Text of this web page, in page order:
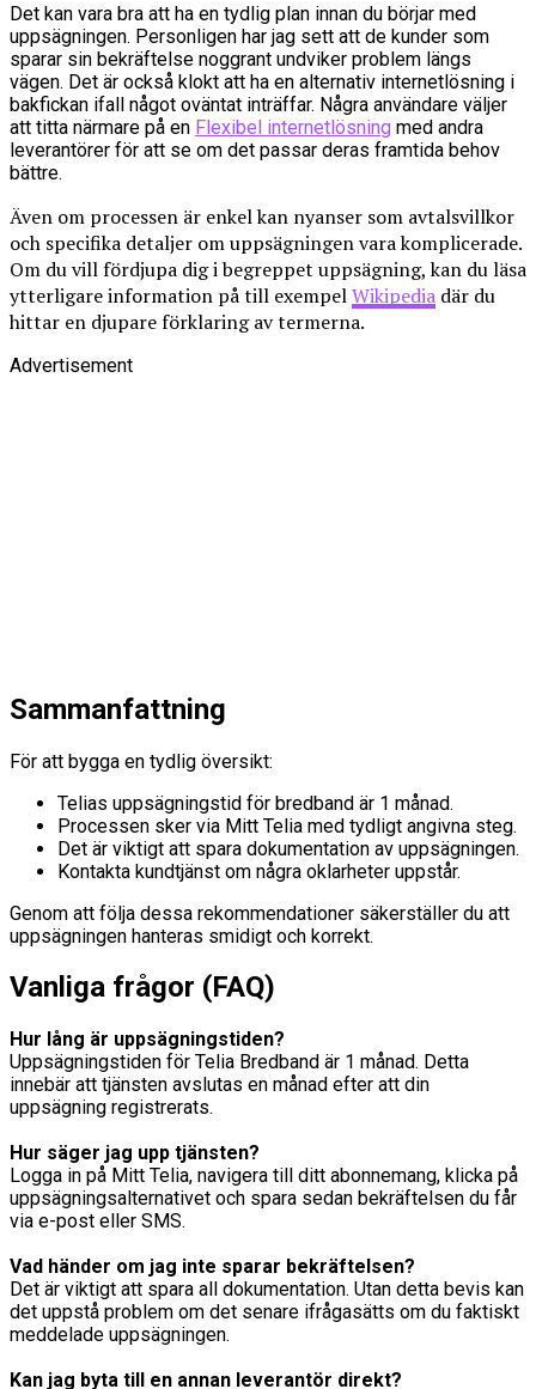
Det kan vara bra att ha en tydlig plan innan du börjar med
uppsägningen. Personligen har jag sett att de kunder som
sparar sin bekräftelse noggrant undviker problem längs
vägen. Det är också klokt att ha en alternativ internetlösning i
bakfickan ifall något oväntat inträffar. Några användare väljer
att titta närmare på en Flexibel internetlösning med andra
leverantörer för att se om det passar deras framtida behov
bättre.
Även om processen är enkel kan nyanser som avtalsvillkor
och specifika detaljer om uppsägningen vara komplicerade.
Om du vill fördjupa dig i begreppet uppsägning, kan du läsa
ytterligare information på till exempelWikipedia där du
hittar en djupare förklaring av termerna.
Advertisement
Sammanfattning
För att bygga en tydlig översikt:
Telias uppsägningstid för bredband är 1 månad.
Processen sker via Mitt Telia med tydligt angivna steg.
Det är viktigt att spara dokumentation av uppsägningen.
Kontakta kundtjänst om några oklarheter uppstår.
Genom att följa dessa rekommendationer säkerställer du att
uppsägningen hanteras smidigt och korrekt.
Vanliga frågor (FAQ)
Hur lång är uppsägningstiden?
Uppsägningstiden för Telia Bredband är 1 månad. Detta
innebär att tjänsten avslutas en månad efter att din
uppsägning registrerats.
Hur säger jag upp tjänsten?
Logga in på Mitt Telia, navigera till ditt abonnemang, klicka på
uppsägningsalternativet och spara sedan bekräftelsen du får
via e-post eller SMS.
Vad händer om jag inte sparar bekräftelsen?
Det är viktigt att spara all dokumentation. Utan detta bevis kan
det uppstå problem om det senare ifrågasätts om du faktiskt
meddelade uppsägningen.
Kan jag byta till en annan leverantör direkt?